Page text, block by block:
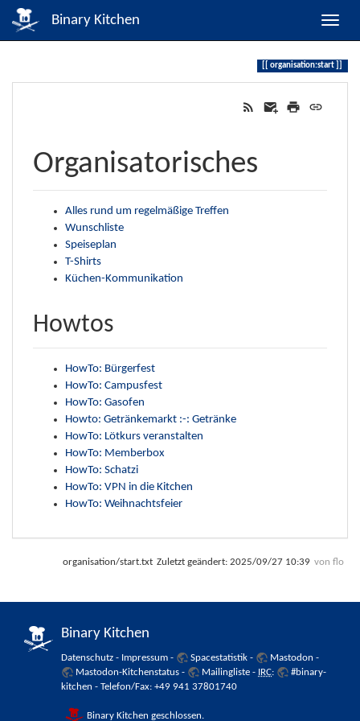
Binary Kitchen
organisation:start
Organisatorisches
Alles rund um regelmäßige Treffen
Wunschliste
Speiseplan
T-Shirts
Küchen-Kommunikation
Howtos
HowTo: Bürgerfest
HowTo: Campusfest
HowTo: Gasofen
Howto: Getränkemarkt :-: Getränke
HowTo: Lötkurs veranstalten
HowTo: Memberbox
HowTo: Schatzi
HowTo: VPN in die Kitchen
HowTo: Weihnachtsfeier
organisation/start.txt Zuletzt geändert: 2025/09/27 10:39 von flo
Binary Kitchen
Datenschutz - Impressum - Spacestatistik - Mastodon -
Mastodon-Kitchenstatus - Mailingliste - IRC:
#binary-
kitchen - Telefon/Fax: +49 941 37801740
Binary Kitchen geschlossen.